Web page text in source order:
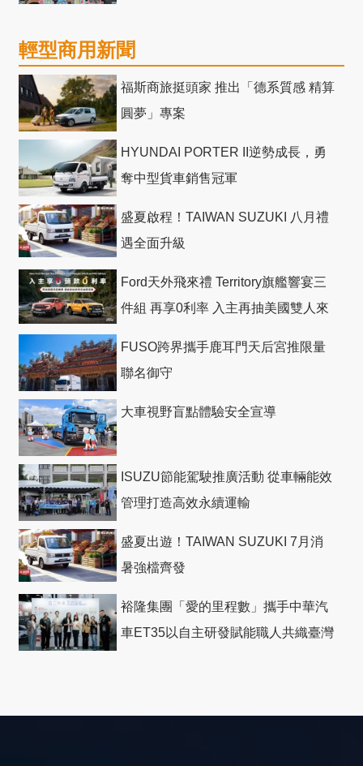
輕型商用新聞
福斯商旅挺頭家 推出「德系質感 精算
圓夢」專案
HYUNDAI PORTER II逆勢成長，勇
奪中型貨車銷售冠軍
盛夏啟程！TAIWAN SUZUKI 八月禮
遇全面升級
Ford天外飛來禮 Territory旗艦響宴三
件組 再享0利率 入主再抽美國雙人來
FUSO跨界攜手鹿耳門天后宮推限量
聯名御守
大車視野盲點體驗安全宣導
ISUZU節能駕駛推廣活動 從車輛能效
管理打造高效永續運輸
盛夏出遊！TAIWAN SUZUKI 7月消
暑強檔齊發
裕隆集團「愛的里程數」攜手中華汽
車ET35以自主研發賦能職人共織臺灣